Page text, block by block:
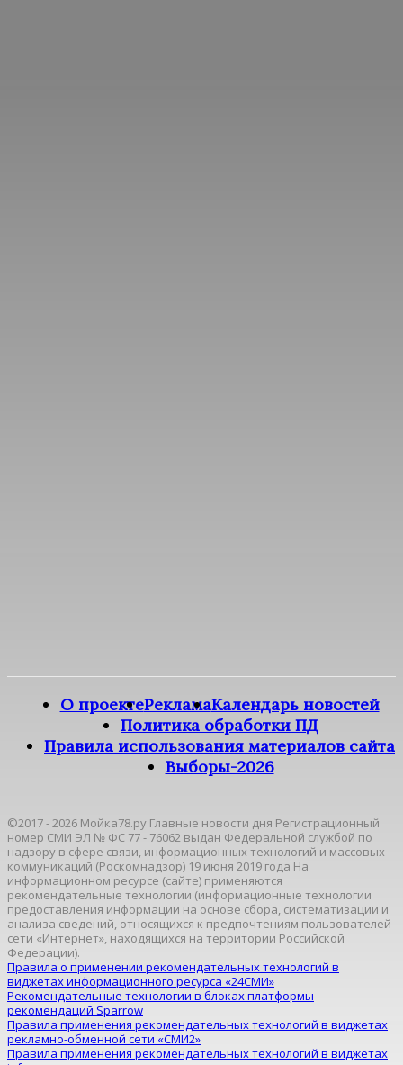
О проектеРекламаКалендарь новостей
Политика обработки ПД
Правила использования материалов сайта
Выборы-2026
©2017 - 2026 Мойка78.ру Главные новости дня Регистрационный
номер СМИ ЭЛ № ФС 77 - 76062 выдан Федеральной службой по
надзору в сфере связи, информационных технологий и массовых
коммуникаций (Роскомнадзор) 19 июня 2019 года На
информационном ресурсе (сайте) применяются
рекомендательные технологии (информационные технологии
предоставления информации на основе сбора, систематизации и
анализа сведений, относящихся к предпочтениям пользователей
сети «Интернет», находящихся на территории Российской
Федерации).
Правила о применении рекомендательных технологий в
виджетах информационного ресурса «24СМИ»
Рекомендательные технологии в блоках платформы
рекомендаций Sparrow
Правила применения рекомендательных технологий в виджетах
рекламно-обменной сети «СМИ2»
Правила применения рекомендательных технологий в виджетах